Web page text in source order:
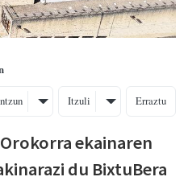
Itzuli Erraztu
ekainaren
du BixtuBera